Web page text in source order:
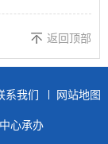
返回顶部
系我们 网站地图
心承办